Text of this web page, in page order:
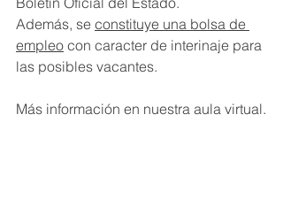
Además, se constituye una bolsa de
empleo con caracter de interinaje para
las posibles vacantes.
Más información en nuestra aula virtual.